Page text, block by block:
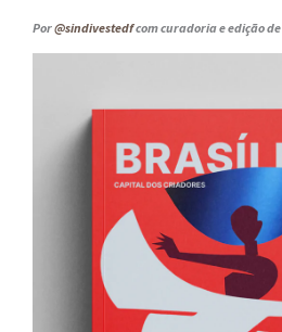
Por@sindivestedfcom curadoria e edição de